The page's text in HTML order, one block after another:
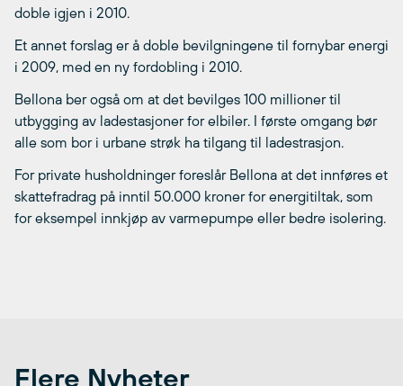
doble igjen i 2010.
Et annet forslag er å doble bevilgningene til fornybar energi
i 2009, med en ny fordobling i 2010.
Bellona ber også om at det bevilges 100 millioner til
utbygging av ladestasjoner for elbiler. I første omgang bør
alle som bor i urbane strøk ha tilgang til ladestrasjon.
For private husholdninger foreslår Bellona at det innføres et
skattefradrag på inntil 50.000 kroner for energitiltak, som
for eksempel innkjøp av varmepumpe eller bedre isolering.
Flere Nyheter